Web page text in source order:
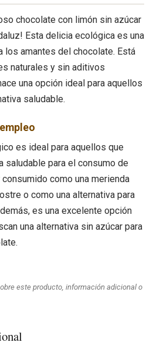
chocolate con limón sin azúcar
Esta delicia ecológica es una
los amantes del chocolate. Está
naturales y sin aditivos
una opción ideal para aquellos
saludable.
es ideal para aquellos que
saludable para el consumo de
como una merienda
o como una alternativa para
es una excelente opción
una alternativa sin azúcar para
este producto, información adicional o